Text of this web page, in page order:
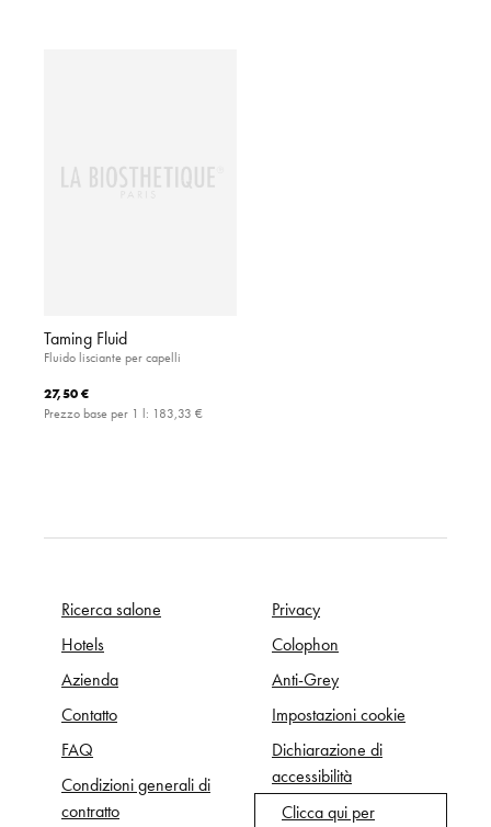
Taming Fluid
Fluido lisciante per capelli
27,50 €
Prezzo base per 1 l: 183,33 €
Ricerca salone
Hotels
Azienda
Contatto
FAQ
Condizioni generali di
contratto
Privacy
Colophon
Anti-Grey
Impostazioni cookie
Dichiarazione di
accessibilità
Clicca qui per